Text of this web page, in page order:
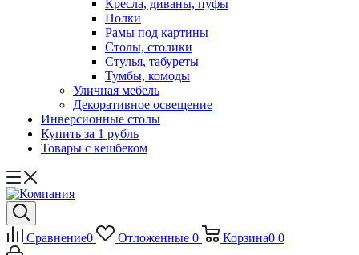
Кресла, диваны, пуфы
Полки
Рамы под картины
Столы, столики
Стулья, табуреты
Тумбы, комоды
Уличная мебель
Декоративное освещение
Инверсионные столы
Купить за 1 рубль
Товары с кешбеком
Сравнение0 Отложенные 0 Корзина0 0